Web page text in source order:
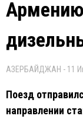
АЗЕРБАЙДЖАН - 11
Поезд
направлении